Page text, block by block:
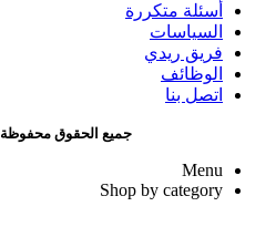
أسئلة متكررة
السياسات
فريق ريدي
الوظائف
اتصل بنا
جميع الحقوق محفوظة 2023_ ريدي
Menu
Shop by category